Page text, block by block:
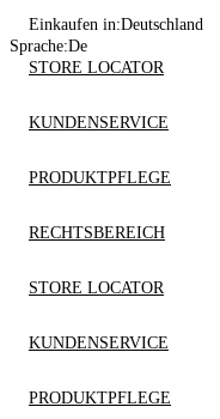
Einkaufen in:Deutschland
Sprache:De
STORE LOCATOR
KUNDENSERVICE
PRODUKTPFLEGE
RECHTSBEREICH
STORE LOCATOR
KUNDENSERVICE
PRODUKTPFLEGE